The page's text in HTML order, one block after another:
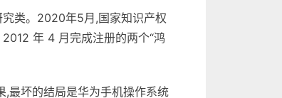
类。2020年5月,国家知识产权
年 4 月完成注册的两个“鸿
,最坏的结局是华为手机操作系统